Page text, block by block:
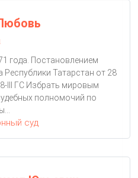
года. Постановлением
Республики Татарстан от 28
III ГС Избрать мировым
полномочий по
суд